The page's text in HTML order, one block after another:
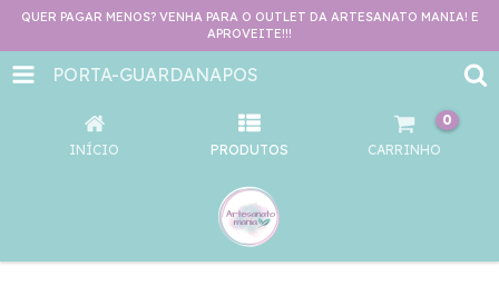
QUER PAGAR MENOS? VENHA PARA O OUTLET DA ARTESANATO MANIA! E
APROVEITE!!!
PORTA-GUARDANAPOS
INÍCIO PRODUTOS CARRINHO
0